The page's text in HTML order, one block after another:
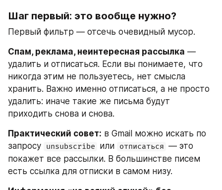
Шаг первый: это вообще нужно?
Первый фильтр — отсечь очевидный мусор.
Спам, реклама, неинтересная рассылка —
удалить и отписаться. Если вы понимаете, что
никогда этим не пользуетесь, нет смысла
хранить. Важно именно отписаться, а не просто
удалить: иначе такие же письма будут
приходить снова и снова.
Практический совет: в Gmail можно искать по
запросу unsubscribe или отписаться — это
покажет все рассылки. В большинстве писем
есть ссылка для отписки в самом низу.